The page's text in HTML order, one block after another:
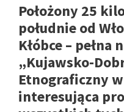
Położony 25
południe od
Kłóbce – pełna
„Kujawsko-
Etnograficzny w
interesująca